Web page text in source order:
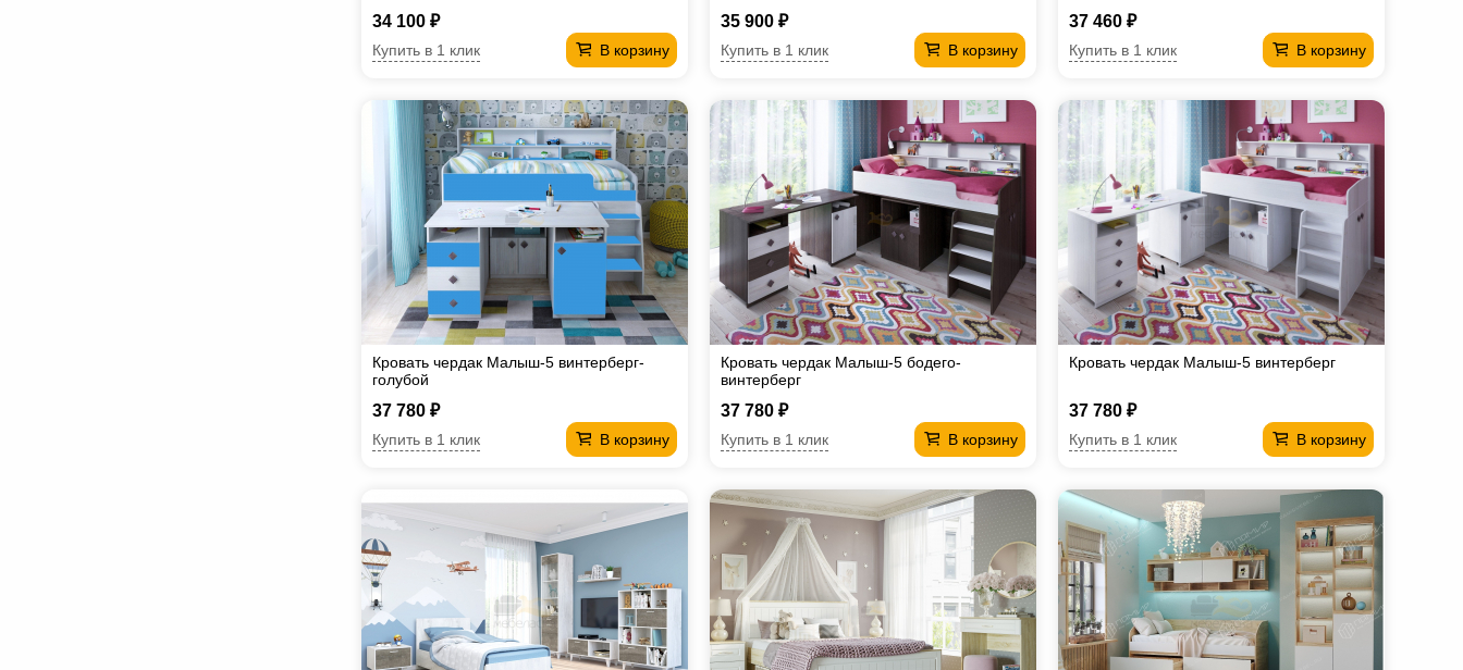
34 100 ₽
В корзину
Купить в 1 клик
35 900 ₽
В корзину
Купить в 1 клик
37 460 ₽
В корзину
Купить в 1 клик
Кровать чердак Малыш-5 винтерберг-
голубой
37 780 ₽
В корзину
Купить в 1 клик
Кровать чердак Малыш-5 бодего-
винтерберг
37 780 ₽
В корзину
Купить в 1 клик
Кровать чердак Малыш-5 винтерберг
37 780 ₽
В корзину
Купить в 1 клик